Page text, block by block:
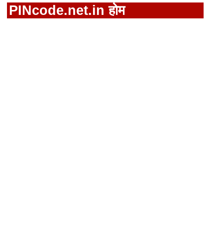
PINcode.net.in होम